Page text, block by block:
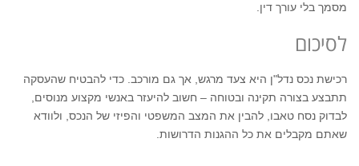
מסמך בלי עורך דין.
לסיכום
רכישת נכס נדל"ן היא צעד מרגש, אך גם מורכב. כדי להבטיח שהעסקה
תתבצע בצורה תקינה ובטוחה – חשוב להיעזר באנשי מקצוע מנוסים,
לבדוק נסח טאבו, להבין את המצב המשפטי והפיזי של הנכס, ולוודא
שאתם מקבלים את כל ההגנות הדרושות.